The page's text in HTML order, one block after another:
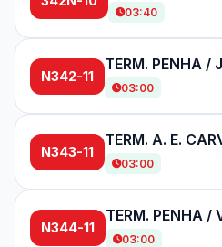
03:40
N342-11
TERM. PENHA /
03:00
N343-11
03:00
N344-11
TERM. PENHA /
03:00